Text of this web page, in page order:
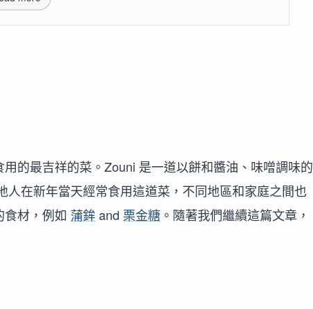
的最吉祥的菜。Zouni 是一道以餅和醬油、味噌調味的
人在新年當天經常食用這道菜，不同地區和家庭之間也
材，例如 蒲鉾and 栗金糖 。隨著我們繼續這篇文章，